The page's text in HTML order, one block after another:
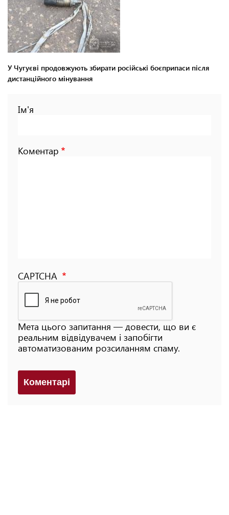
У Чугуєві продовжують збирати російські боєприпаси після
дистанційного мінування
Ім'я
Коментар
CAPTCHA
Мета цього запитання — довести, що ви є
реальним відвідувачем і запобігти
автоматизованим розсиланням спаму.
Коментарi